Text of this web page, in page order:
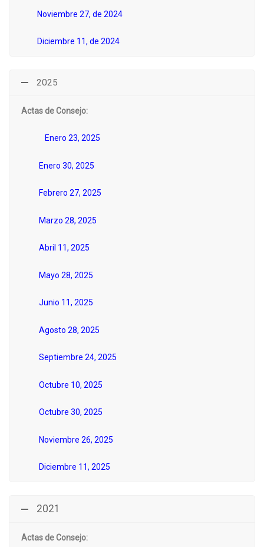
Noviembre 27, de 2024
Diciembre 11, de 2024
2025
Actas de Consejo:
Enero 23, 2025
Enero 30, 2025
Febrero 27, 2025
Marzo 28, 2025
Abril 11, 2025
Mayo 28, 2025
Junio 11, 2025
Agosto 28, 2025
Septiembre 24, 2025
Octubre 10, 2025
Octubre 30, 2025
Noviembre 26, 2025
Diciembre 11, 2025
2021
Actas de Consejo: